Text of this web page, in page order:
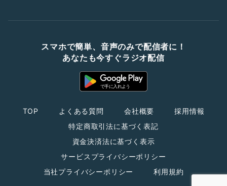
スマホで簡単、音声のみで配信者に！
あなたも今すぐラジオ配信
TOP よくある質問 会社概要
採用情報
特定商取引法に基づく表記
資金決済法に基づく表示
サービスプライバシーポリシー
当社プライバシーポリシー
利用規約